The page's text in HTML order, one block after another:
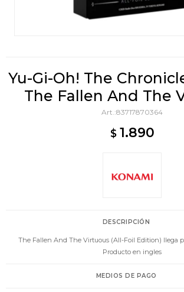
Yu-Gi-Oh! The
The Fallen And The
83717870364
$ 1.890
DESCRIPCIÓN
The Fallen And The Virtuous (All-Foil Edition) llega
Producto en ingles
MEDIOS DE PAGO